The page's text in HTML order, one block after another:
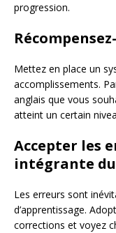
progression.
Mettez en place un
accomplissements.
anglais que vous
atteint un certain
Accepter les
intégrante du
Les erreurs sont
d’apprentissage.
corrections et voyez